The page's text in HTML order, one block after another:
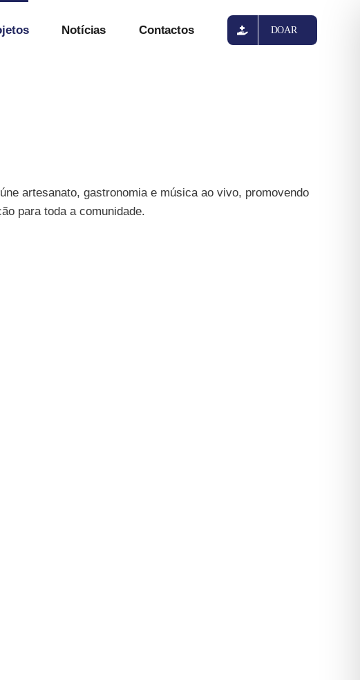
Notícias Contactos DOAR
artesanato, gastronomia e música ao vivo, promovendo
para toda a comunidade.